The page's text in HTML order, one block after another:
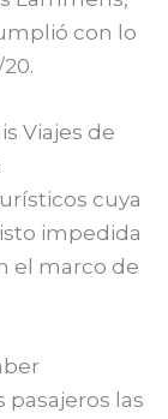
con lo
Viajes de
cuya
impedida
el marco de
las